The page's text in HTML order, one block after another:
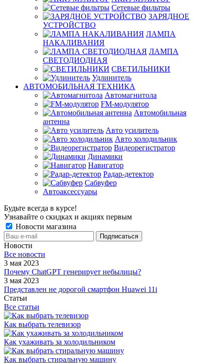
Сетевые фильтры
ЗАРЯДНОЕ
УСТРОЙСТВО
ЛАМПА
НАКАЛИВАНИЯ
ЛАМПА
СВЕТОДИОДНАЯ
СВЕТИЛЬНИКИ
Удлинитель
АВТОМОБИЛЬНАЯ ТЕХНИКА
Автомагнитола
FM-модулятор
Автомобильная
антенна
Авто усилитель
Авто холодильник
Видеорегистратор
Динамики
Навигатор
Радар-детектор
Сабвуфер
Автоаксессуары
Будьте всегда в курсе!
Узнавайте о скидках и акциях первым
Новости магазина
Новости
Все новости
3 мая 2023
Почему ChatGPT генерирует небылицы?
3 мая 2023
Представлен не дорогой смартфон Huawei 11i
Статьи
Все статьи
Как выбрать телевизор
Как ухаживать за холодильником
Как выбрать стиральную машину